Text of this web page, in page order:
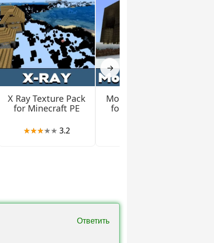
ещё не дошло до твоего
новой сборки.
26.
→
X Ray Texture Pack
for Minecraft PE
3.2
Mo Creatures Mod
for Minecraft PE
Ответить